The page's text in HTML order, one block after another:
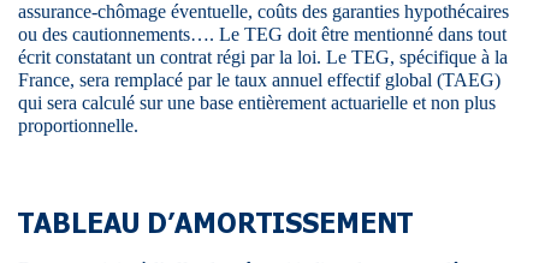
assurance-chômage éventuelle, coûts des garanties hypothécaires
ou des cautionnements…. Le TEG doit être mentionné dans tout
écrit constatant un contrat régi par la loi. Le TEG, spécifique à la
France, sera remplacé par le taux annuel effectif global (TAEG)
qui sera calculé sur une base entièrement actuarielle et non plus
proportionnelle.
TABLEAU D’AMORTISSEMENT